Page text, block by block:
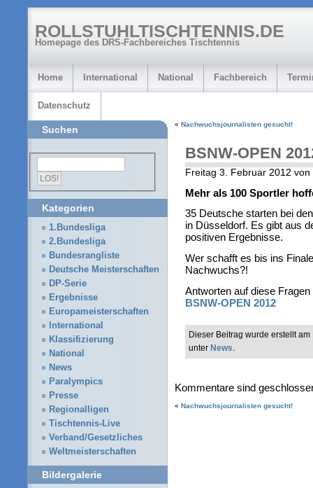
ROLLSTUHLTISCHTENNIS.DE
Homepage des DRS-Fachbereiches Tischtennis
Home International National Fachbereich
Datenschutz
« Nachwuchsjournalisten gesucht!
BSNW-OPEN
Freitag 3. Februar 2012 von
Mehr als 100 Sportler
35 Deutsche starten bei
in Düsseldorf. Es gibt aus
positiven Ergebnisse.
Wer schafft es bis ins
Nachwuchs?!
Antworten auf diese
BSNW-OPEN 2012
Dieser Beitrag wurde erstellt
unter News
Kommentare sind
« Nachwuchsjournalisten gesucht!
Suchen
Kategorien
1.Bundesliga
2.Bundesliga
Bundesrangliste
Deutsche Meisterschaften
DP-Serie
Ergebnisse
Europameisterschaften
International
Klassifizierung
National
News
Paralympics
Presse
Regionalligen
Tischtennis-Live
Verband/Gesetzliches
Weltmeisterschaften
Bildergalerie